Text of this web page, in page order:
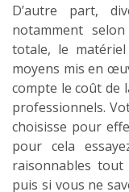
D’autre part,
notamment
totale, le matériel
moyens mis en
compte le coût de
professionnels.
choisisse pour
pour cela
raisonnables
puis si vous ne